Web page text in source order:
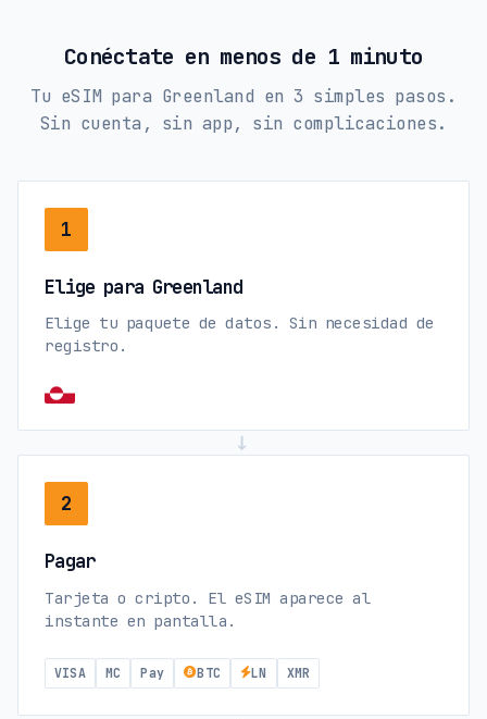
Conéctate en menos de 1 minuto
Tu eSIM para Greenland en 3 simples pasos.
Sin cuenta, sin app, sin complicaciones.
1
Elige para Greenland
Elige tu paquete de datos. Sin necesidad de
registro.
→
2
Pagar
Tarjeta o cripto. El eSIM aparece al
instante en pantalla.
VISA MC Pay BTC LN XMR